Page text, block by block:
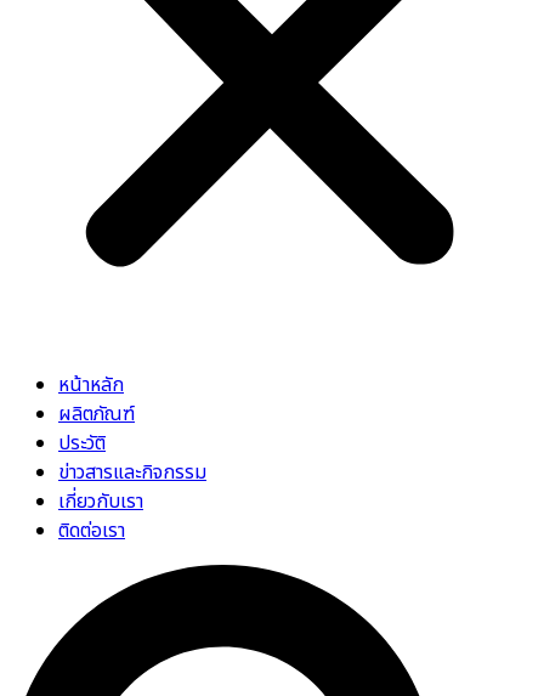
หน้าหลัก
ผลิตภัณฑ์
ประวัติ
ข่าวสารและกิจกรรม
เกี่ยวกับเรา
ติดต่อเรา